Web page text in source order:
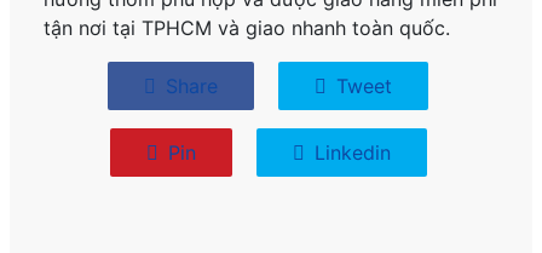
tận nơi tại TPHCM và giao nhanh toàn quốc.
Share Tweet
Pin Linkedin